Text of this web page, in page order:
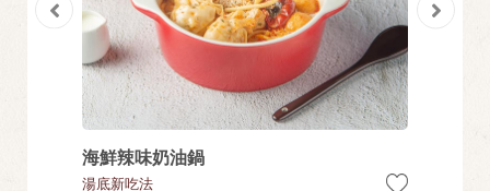
海鮮辣味奶油鍋
湯底新吃法